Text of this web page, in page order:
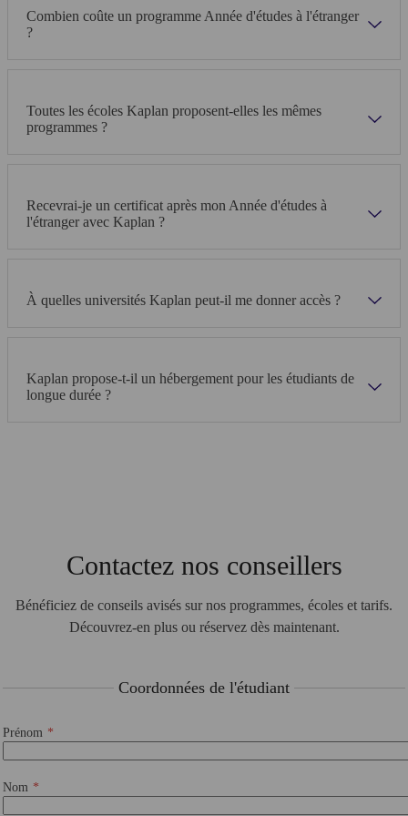
Combien coûte un programme Année d'études à l'étranger
?
Toutes les écoles Kaplan proposent-elles les mêmes
programmes ?
Recevrai-je un certificat après mon Année d'études à
l'étranger avec Kaplan ?
À quelles universités Kaplan peut-il me donner accès ?
Kaplan propose-t-il un hébergement pour les étudiants de
longue durée ?
Contactez nos conseillers
Bénéficiez de conseils avisés sur nos programmes, écoles et tarifs.
Découvrez-en plus ou réservez dès maintenant.
Coordonnées de l'étudiant
Prénom
Nom